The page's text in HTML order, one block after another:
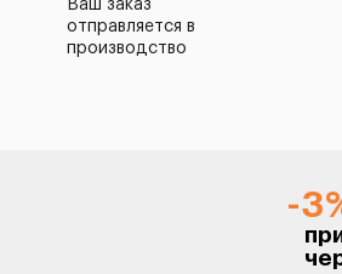
Ваш заказ
отправляется в
производство
-